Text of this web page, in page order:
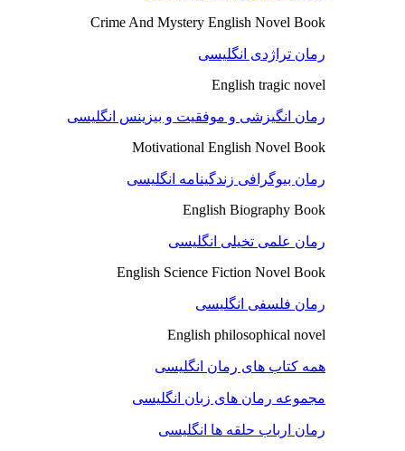
Crime And Mystery English Novel Book
رمان تراژدی انگلیسی
English tragic novel
رمان انگیزشی و موفقیت و بیزینس انگلیسی
Motivational English Novel Book
رمان بیوگرافی زندگینامه انگلیسی
English Biography Book
رمان علمی تخیلی انگلیسی
English Science Fiction Novel Book
رمان فلسفی انگلیسی
English philosophical novel
همه کتاب های رمان انگلیسی
مجموعه رمان های زبان انگلیسی
رمان ارباب حلقه ها انگلیسی